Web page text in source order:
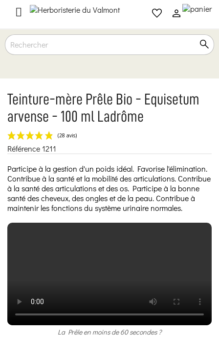

Teinture-mère Prêle Bio - Equisetum
arvense - 100 ml Ladrôme
Référence1211
Participe à la gestion d'un poids idéal. Favorise l'élimination.
Contribue à la santé et la mobilité des articulations. Contribue
à la santé des articulations et des os. Participe à la bonne
santé des cheveux, des ongles et de la peau. Contribue à
maintenir les fonctions du système urinaire normales.
La Prêle en moins de 60 secondes ?